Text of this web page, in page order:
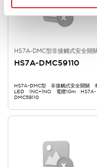
HS7A-DMC型非接觸式安全開
HS7A-DMC59110
HS7A-DMC型 非接觸式安全開關
LED 1NC+1NO 電纜10m HS7A-
DMC59110